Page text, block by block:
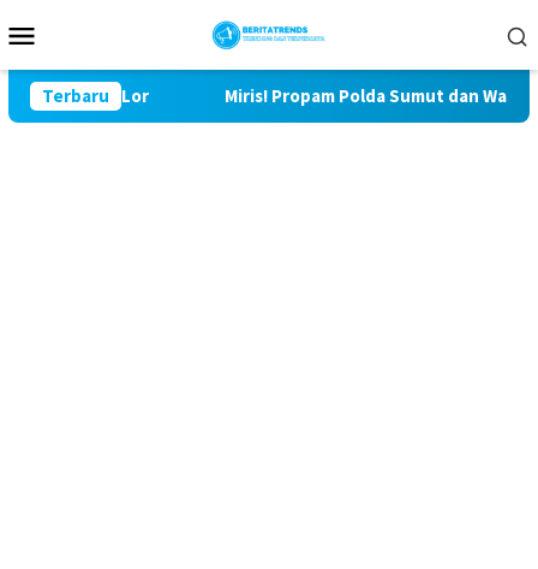
ke
Mobile
Terbaru
Lor Miris! Propam Polda Sumut dan Wasidik